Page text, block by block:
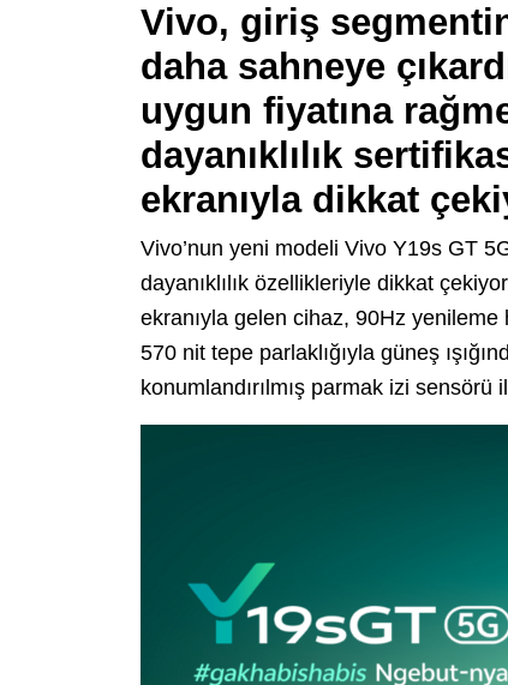
Vivo, giriş
daha sahneye
uygun fiyatına
dayanıklılık
ekranıyla dikkat
Vivo’nun yeni modeli Vivo Y19s GT
dayanıklılık özellikleriyle dikkat
ekranıyla gelen cihaz, 90Hz yenileme
570 nit tepe parlaklığıyla güneş
konumlandırılmış parmak izi